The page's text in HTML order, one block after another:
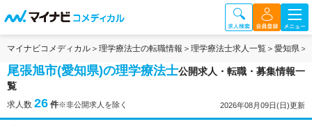
マイナビコメディカル 理学療法士の転職情報 理学療法士求人一覧 愛知県
尾張旭市(愛知県)の理学療法士公開求人・転職・募集情報一
覧
求人数 26 件※非公開求人を除く 2026年08月09日(日)更新